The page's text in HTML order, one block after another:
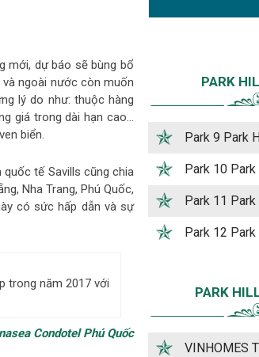
mới, dự báo sẽ bùng bổ
ngoài nước còn muốn
lý do như: thuộc hàng
giá trong dài hạn cao…
biển.
tế Savills cũng chia
Nha Trang, Phú Quốc,
có sức hấp dẫn và sự
trong năm 2017 với
Condotel Phú Quốc
PARK
Park 9 Park
Park 10
Park 11
Park 12
PARK
VINHOMES